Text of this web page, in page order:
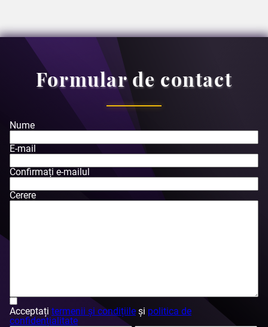
Formular de contact
Nume
E-mail
Confirmați e-mailul
Cerere
Acceptați termenii și condițiile și politica de
confidențialitate